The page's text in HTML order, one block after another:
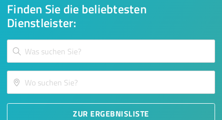
Finden Sie die beliebtesten
Dienstleister:
ZUR ERGEBNISLISTE